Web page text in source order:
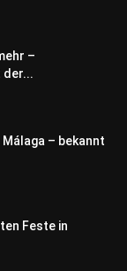
–
der...
– bekannt
Feste in